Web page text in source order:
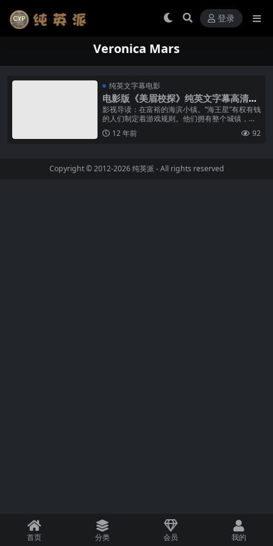
登录
Veronica Mars
纯英文字幕电影
电影版《美眉校探》纯英文字幕高清M
P4下载
影视导读：在富裕的海滨小镇。“海王星”有权有钱
的人们制定着游戏规则。他们拥有整个城镇，当
然也包括镇上的高贵，进行着各种不可告人的秘
密勾当——幸运的是，小镇上还有...
12 年前 92
Copyright © 2012-2026纯英派 - All rights reserved
首页 分类 会员 我的